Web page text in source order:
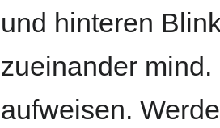
und hinteren
zueinander
aufweisen.